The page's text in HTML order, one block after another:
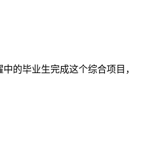
的毕业生完成这个综合项目，